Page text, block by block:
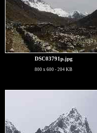
DSC03791p.jpg
800 x 600 - 204 KB